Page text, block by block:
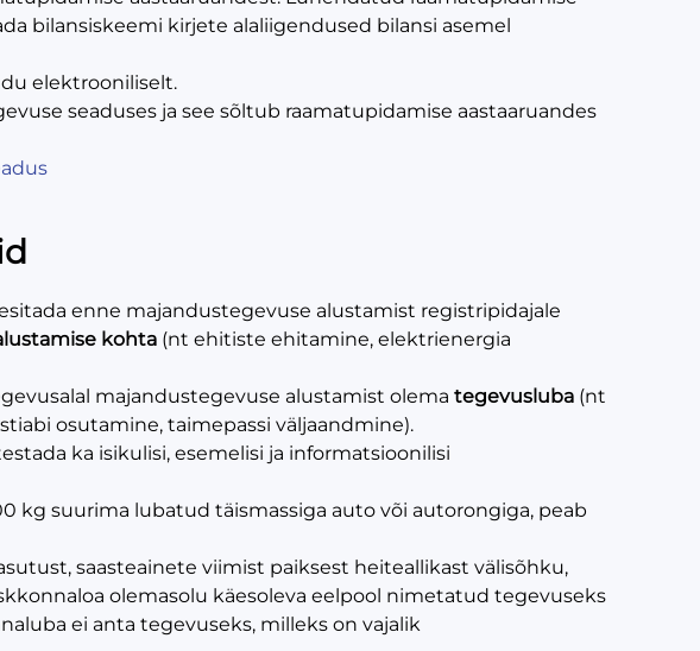
bilansiskeemi kirjete alaliigendused bilansi asemel
elektrooniliselt.
seaduses ja see sõltub raamatupidamise aastaaruandes
enne majandustegevuse alustamist registripidajale
kohta (nt ehitiste ehitamine, elektrienergia
majandustegevuse alustamist olema tegevusluba (nt
osutamine, taimepassi väljaandmine).
ka isikulisi, esemelisi ja informatsioonilisi
kg suurima lubatud täismassiga auto või autorongiga, peab
saasteainete viimist paiksest heiteallikast välisõhku,
olemasolu käesoleva eelpool nimetatud tegevuseks
ei anta tegevuseks, milleks on vajalik